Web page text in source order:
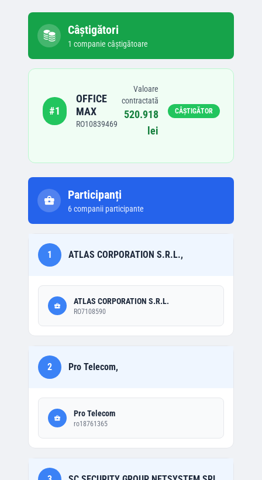
Câștigători
1 companie câștigătoare
#1
OFFICE
MAX
RO10839469
Valoare
contractată
520.918
lei
CÂȘTIGĂTOR
Participanți
6companii participante
1 ATLAS CORPORATION S.R.L.,
ATLAS CORPORATION S.R.L.
RO7108590
2 Pro Telecom,
Pro Telecom
ro18761365